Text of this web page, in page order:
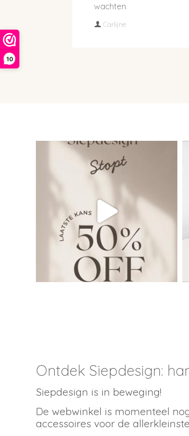
10
wachten.
Carlijne
Ontdek Siepdesign:
Siepdesign is in beweging!
De webwinkel is momenteel
accessoires voor de